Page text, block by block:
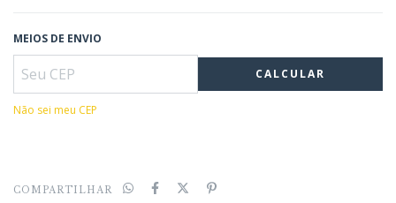
MEIOS DE ENVIO
CALCULAR
Não sei meu CEP
COMPARTILHAR